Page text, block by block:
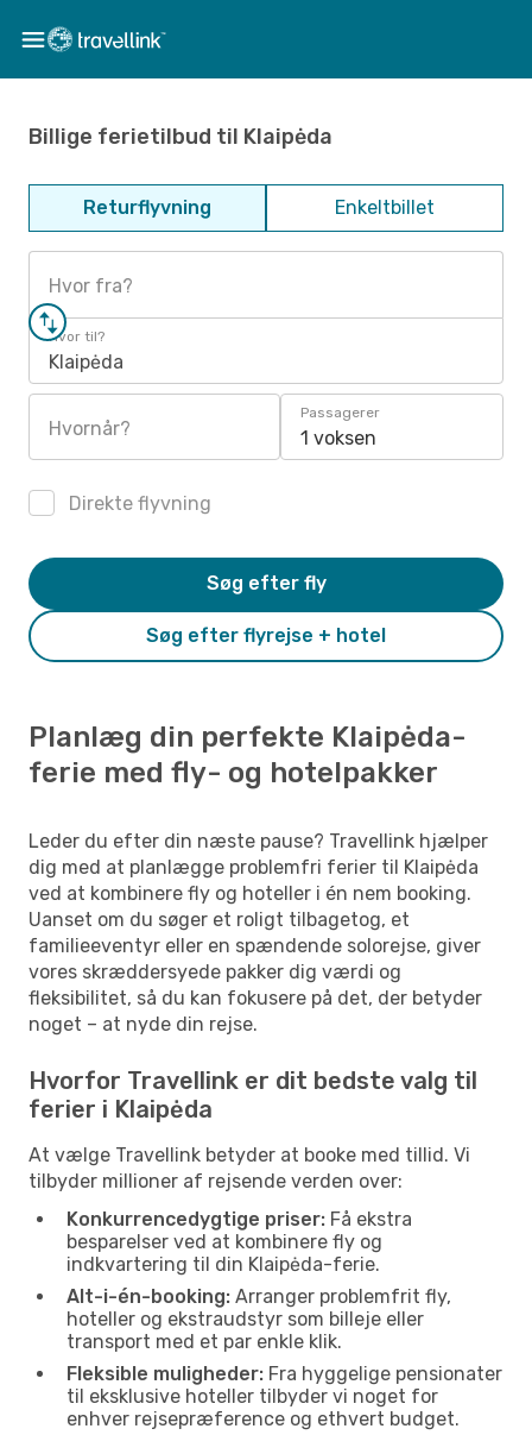
Billige ferietilbud til Klaipėda
Returflyvning Enkeltbillet
Hvor fra?
Hvor til?
Klaipėda
Hvornår?
Passagerer
1 voksen
Direkte flyvning
Søg efter flyrejse + hotel
Søg efter fly
Planlæg din perfekte Klaipėda-
ferie med fly- og hotelpakker
Leder du efter din næste pause? Travellink hjælper
dig med at planlægge problemfri ferier til Klaipėda
ved at kombinere fly og hoteller i én nem booking.
Uanset om du søger et roligt tilbagetog, et
familieeventyr eller en spændende solorejse, giver
vores skræddersyede pakker dig værdi og
fleksibilitet, så du kan fokusere på det, der betyder
noget – at nyde din rejse.
Hvorfor Travellink er dit bedste valg til
ferier i Klaipėda
At vælge Travellink betyder at booke med tillid. Vi
tilbyder millioner af rejsende verden over:
Konkurrencedygtige priser: Få ekstra
besparelser ved at kombinere fly og
indkvartering til din Klaipėda-ferie.
Alt-i-én-booking: Arranger problemfrit fly,
hoteller og ekstraudstyr som billeje eller
transport med et par enkle klik.
Fleksible muligheder: Fra hyggelige pensionater
til eksklusive hoteller tilbyder vi noget for
enhver rejsepræference og ethvert budget.